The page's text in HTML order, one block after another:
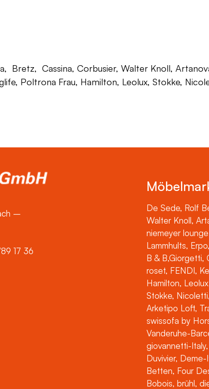
Bretz, Cassina, Corbusier, Walter Knoll,
Poltrona Frau, Hamilton, Leolux, Stokke,
–
17 36
De Sede, Rolf
Walter Knoll,
niemeyer
Lammhults,
B & B,Giorgetti,
roset, FENDI,
Hamilton,
Stokke,
Arketipo Loft,
swissofa by
Vanderuhe-
giovannetti-
Duvivier,
Betten, Four
Bobois, brühl,